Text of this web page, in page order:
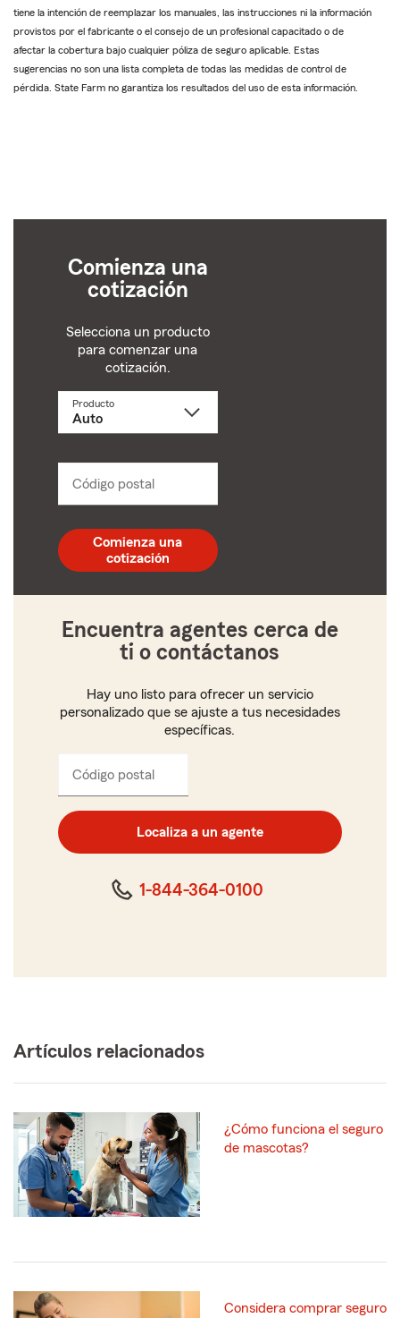
tiene la intención de reemplazar los manuales, las instrucciones ni la información
provistos por el fabricante o el consejo de un profesional capacitado o de
afectar la cobertura bajo cualquier póliza de seguro aplicable. Estas
sugerencias no son una lista completa de todas las medidas de control de
pérdida. State Farm no garantiza los resultados del uso de esta información.
Comienza una
cotización
Selecciona un producto
para comenzar una
cotización.
ProductoSelecciona
dropdown
Código postal
postal
de
5
Comienza una
cotización
Encuentra agentes cerca de
ti o contáctanos
Hay uno listo para ofrecer un servicio
personalizado que se ajuste a tus necesidades
específicas.
Código postal
de
cinco
Localiza a un agente
1-844-364-0100
Artículos relacionados
¿Cómo funciona el seguro
de mascotas?
Considera comprar seguro